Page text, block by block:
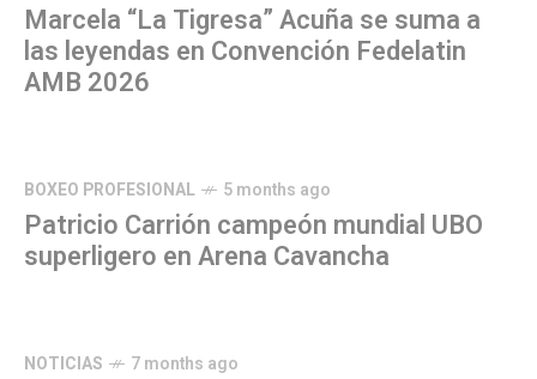
Marcela “La Tigresa” Acuña se suma a
las leyendas en Convención Fedelatin
AMB 2026
BOXEO PROFESIONAL 5 months ago
Patricio Carrión campeón mundial UBO
superligero en Arena Cavancha
NOTICIAS 7 months ago